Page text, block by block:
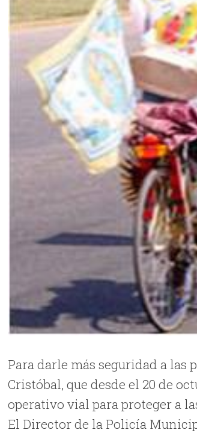
Para darle más seguridad a las
Cristóbal, que desde el 20 de
operativo vial para proteger a
El Director de la Policía